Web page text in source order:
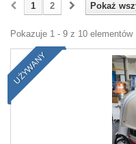
Pokaż
1 2
Pokazuje 1 - 9 z 10 elementów
NOWY
UŻYWANY